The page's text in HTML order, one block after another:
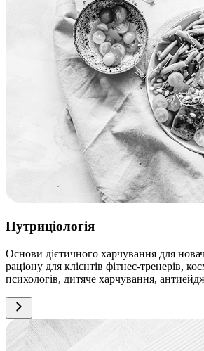
Нутриціологія
Основи дієтичного харчування для
раціону для клієнтів фітнес-тренерів,
психологів, дитяче харчування,